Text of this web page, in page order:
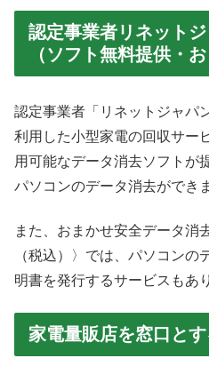
認定事業者リネット
（ソフト無料提供・
認定事業者「リネットジャパ
利用した小型家電の回収サー
用可能なデータ消去ソフトが
パソコンのデータ消去ができ
また、おまかせ安全データ消
（税込）〉では、パソコン
明書を発行するサービスもあ
家電量販店を窓口と